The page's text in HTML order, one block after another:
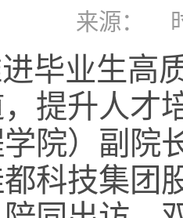
来源：
毕业生高
提升人才
学院）副
科技集团